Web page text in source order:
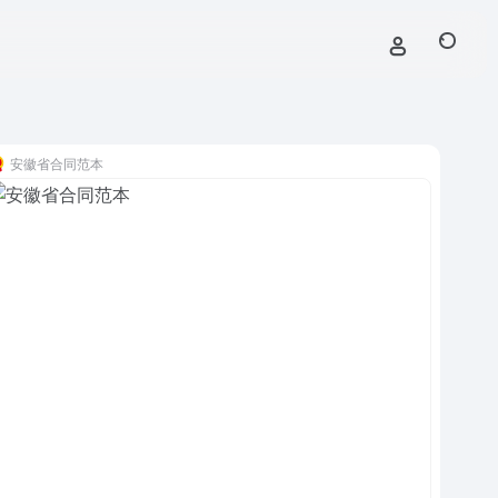
安徽省合同范本